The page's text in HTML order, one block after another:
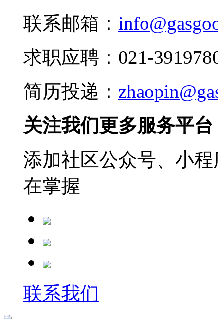
联系邮箱：
求职应聘：021-
简历投递：
关注我们更多服务平台
添加社区公众号、小
在掌握
联系我们